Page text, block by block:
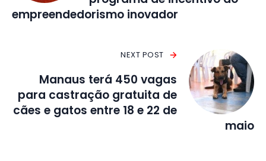
empreendedorismo inovador
NEXT POST
Manaus terá 450 vagas
para castração gratuita de
cães e gatos entre 18 e 22 de
maio